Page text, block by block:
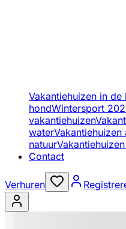
Vakantiehuizen in de
hondWintersport
vakantiehuizen
waterVakantiehuizen
natuur
Contact
Verhuren